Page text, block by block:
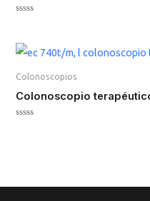
de
5
Colonoscopios
Colonoscopio